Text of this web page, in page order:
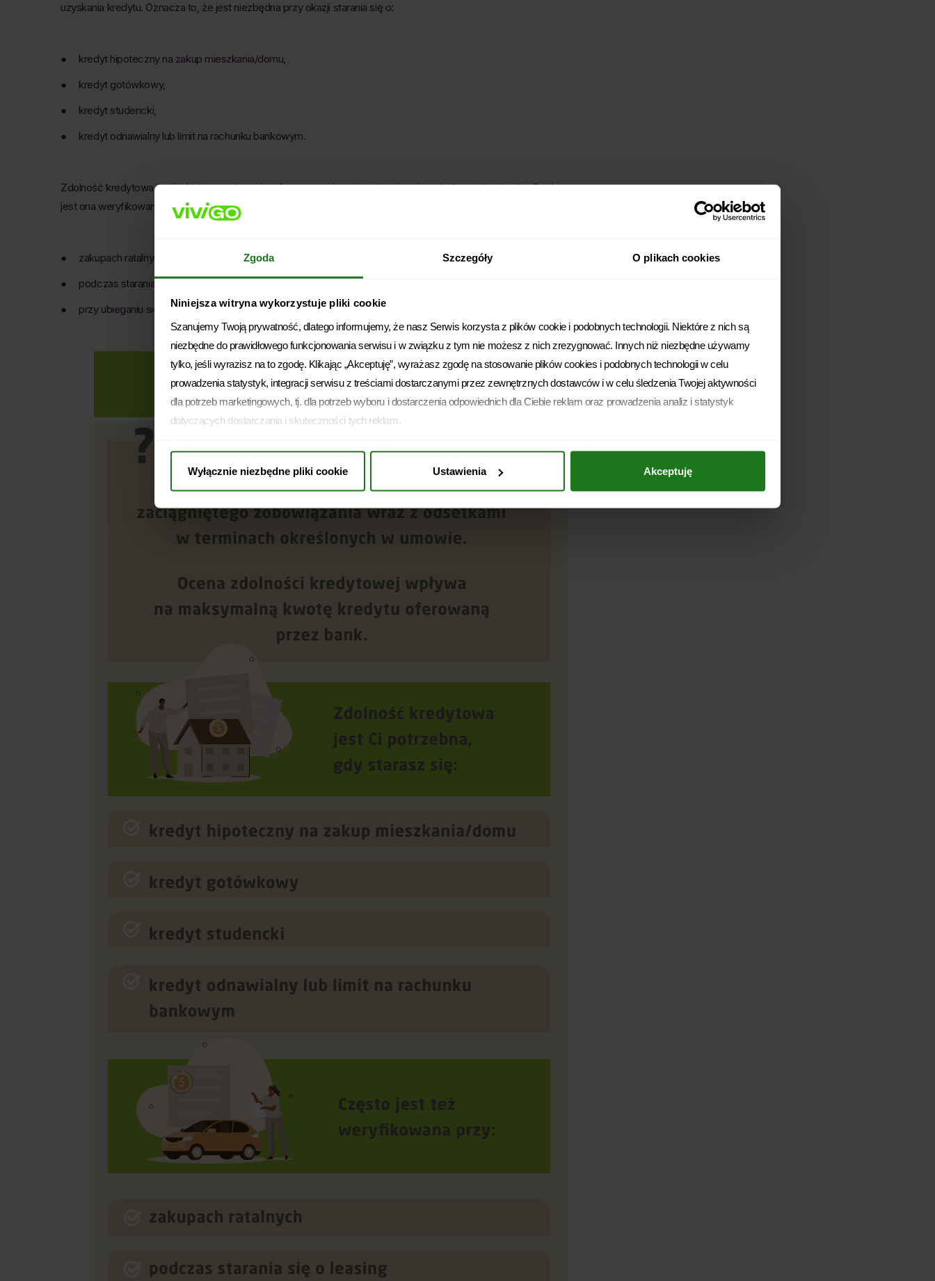
Zgoda Szczegóły O plikach cookies
Niniejsza witryna wykorzystuje pliki cookie
Szanujemy Twoją prywatność, dlatego informujemy, że nasz Serwis korzysta z plików cookie i podobnych technologii. Niektóre z nich są
niezbędne do prawidłowego funkcjonowania serwisu i w związku z tym nie możesz z nich zrezygnować. Innych niż niezbędne używamy
tylko, jeśli wyrazisz na to zgodę. Klikając „Akceptuję”, wyrażasz zgodę na stosowanie plików cookies i podobnych technologii w celu
prowadzenia statystyk, integracji serwisu z treściami dostarczanymi przez zewnętrznych dostawców i w celu śledzenia Twojej aktywności
dla potrzeb marketingowych, tj. dla potrzeb wyboru i dostarczenia odpowiednich dla Ciebie reklam oraz prowadzenia analiz i statystyk
dotyczących dostarczania i skuteczności tych reklam.
pozostanie bez wpływu na zgodność z prawem używania plików cookies i podobnych technologii, którego dokonano na podstawie zgody
przed jej wycofaniem. Jednocześnie informujemy, że administratorem Twoich danych jest Soonly Finance sp. z o.o. z siedzibą w
Warszawie, ul. Żwirki i Wigury 16 C, 02-092 Warszawa. W „Ustawieniach preferencji” możesz dobrowolnie w dowolnym momencie
zdecydować, na który rodzaj przetwarzania danych chciałbyś zezwolić. Więcej informacji o przetwarzaniu danych osobowych, w tym o
przysługujących Ci na mocy RODO prawach, znajdziesz wPolityce Prywatności
Wyłącznie niezbędne pliki cookie Ustawienia Akceptuję
uzyskania kredytu. Oznacza to, że jest niezbędna przy okazji starania się o:
● kredyt hipoteczny na zakup mieszkania/domu,
● kredyt gotówkowy,
● kredyt studencki,
● kredyt odnawialny lub limit na rachunku bankowym.
Zdolność kredytowa jest jednak potrzebna nie tylko przy zaciąganiu zobowiązań gotówkowych w banku. Bardzo często
jest ona weryfikowana również przy:
● zakupach ratalnych,
● podczas starania się o leasing,
● przy ubieganiu się o pożyczkę w firmie pożyczkowej.